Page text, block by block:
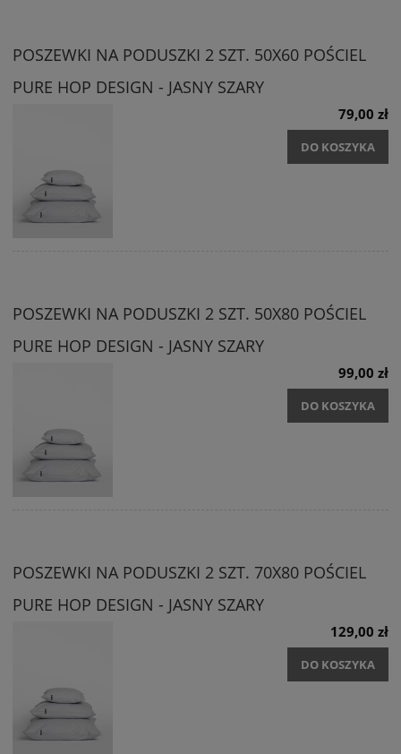
POSZEWKI NA PODUSZKI 2 SZT. 50X60 POŚCIEL
PURE HOP DESIGN - JASNY SZARY
79,00 zł
DO KOSZYKA
POSZEWKI NA PODUSZKI 2 SZT. 50X80 POŚCIEL
PURE HOP DESIGN - JASNY SZARY
99,00 zł
DO KOSZYKA
POSZEWKI NA PODUSZKI 2 SZT. 70X80 POŚCIEL
PURE HOP DESIGN - JASNY SZARY
129,00 zł
DO KOSZYKA